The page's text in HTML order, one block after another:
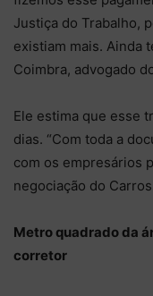
Justiça do Trabalho,
existiam mais. Ainda
Coimbra, advogado
Ele estima que esse
dias. “Com toda a
com os empresários
negociação do
Metro quadrado da
corretor